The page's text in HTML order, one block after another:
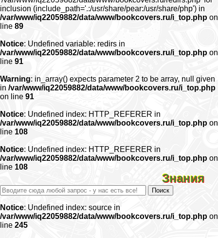
inclusion (include_path='.:/usr/share/pear:/usr/share/php') in
/var/www/iq22059882/data/www/bookcovers.ru/i_top.php on
line 89
Notice: Undefined variable: redirs in
/var/www/iq22059882/data/www/bookcovers.ru/i_top.php on
line 91
Warning: in_array() expects parameter 2 to be array, null given
in /var/www/iq22059882/data/www/bookcovers.ru/i_top.php
on line 91
Notice: Undefined index: HTTP_REFERER in
/var/www/iq22059882/data/www/bookcovers.ru/i_top.php on
line 108
Notice: Undefined index: HTTP_REFERER in
/var/www/iq22059882/data/www/bookcovers.ru/i_top.php on
line 108
Знания
Notice: Undefined index: source in
/var/www/iq22059882/data/www/bookcovers.ru/i_top.php on
line 245